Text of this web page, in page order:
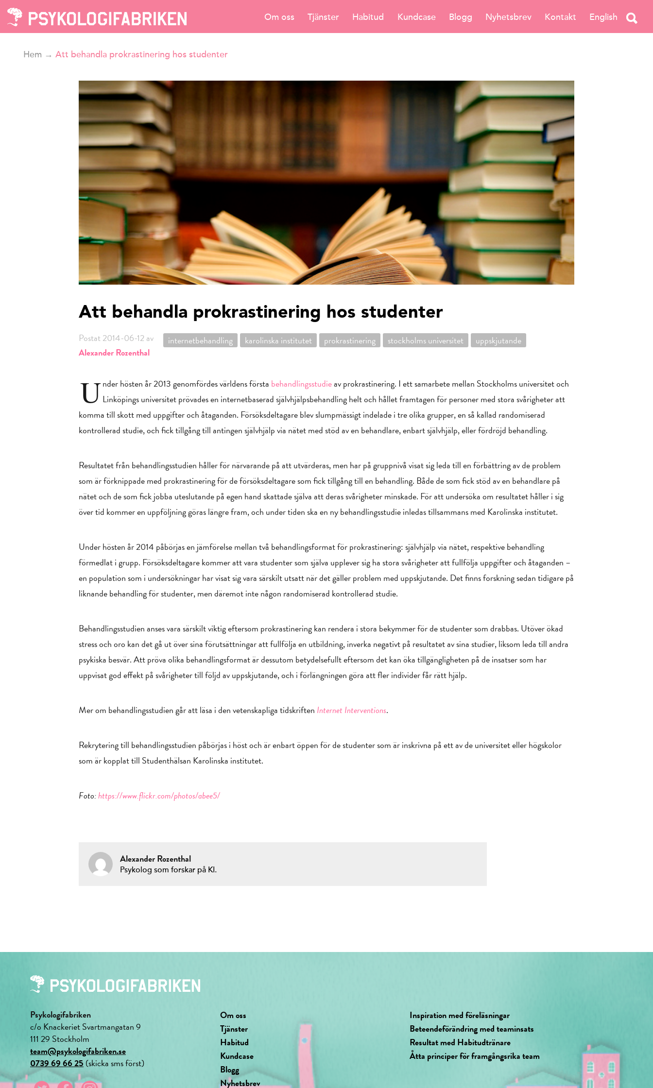
Om oss Tjänster Habitud Kundcase Blogg Nyhetsbrev Kontakt English
Hem → Att behandla prokrastinering hos studenter
Att behandla prokrastinering hos studenter
Postat 2014-06-12 av
Alexander Rozenthal
internetbehandling karolinska institutet prokrastinering stockholms universitet uppskjutande
Under hösten år 2013 genomfördes världens första behandlingsstudieav prokrastinering. I ett samarbete mellan Stockholms universitet och
Linköpings universitet prövades en internetbaserad självhjälpsbehandling helt och hållet framtagen för personer med stora svårigheter att
komma till skott med uppgifter och åtaganden. Försöksdeltagare blev slumpmässigt indelade i tre olika grupper, en så kallad randomiserad
kontrollerad studie, och fick tillgång till antingen självhjälp via nätet med stöd av en behandlare, enbart självhjälp, eller fördröjd behandling.
Resultatet från behandlingsstudien håller för närvarande på att utvärderas, men har på gruppnivå visat sig leda till en förbättring av de problem
som är förknippade med prokrastinering för de försöksdeltagare som fick tillgång till en behandling. Både de som fick stöd av en behandlare på
nätet och de som fick jobba uteslutande på egen hand skattade själva att deras svårigheter minskade. För att undersöka om resultatet håller i sig
över tid kommer en uppföljning göras längre fram, och under tiden ska en ny behandlingsstudie inledas tillsammans med Karolinska institutet.
Under hösten år 2014 påbörjas en jämförelse mellan två behandlingsformat för prokrastinering: självhjälp via nätet, respektive behandling
förmedlat i grupp. Försöksdeltagare kommer att vara studenter som själva upplever sig ha stora svårigheter att fullfölja uppgifter och åtaganden –
en population som i undersökningar har visat sig vara särskilt utsatt när det gäller problem med uppskjutande. Det finns forskning sedan tidigare på
liknande behandling för studenter, men däremot inte någon randomiserad kontrollerad studie.
Behandlingsstudien anses vara särskilt viktig eftersom prokrastinering kan rendera i stora bekymmer för de studenter som drabbas. Utöver ökad
stress och oro kan det gå ut över sina förutsättningar att fullfölja en utbildning, inverka negativt på resultatet av sina studier, liksom leda till andra
psykiska besvär. Att pröva olika behandlingsformat är dessutom betydelsefullt eftersom det kan öka tillgängligheten på de insatser som har
uppvisat god effekt på svårigheter till följd av uppskjutande, och i förlängningen göra att fler individer får rätt hjälp.
Mer om behandlingsstudien går att läsa i den vetenskapliga tidskriften Internet Interventions.
Rekrytering till behandlingsstudien påbörjas i höst och är enbart öppen för de studenter som är inskrivna på ett av de universitet eller högskolor
som är kopplat till Studenthälsan Karolinska institutet.
Foto:https://www.flickr.com/photos/abee5/
Alexander Rozenthal
Psykolog som forskar på KI.
Psykologifabriken
c/o Knackeriet Svartmangatan 9
111 29 Stockholm
team@psykologifabriken.se
0739 69 66 25 (skicka sms först)
Om oss
Tjänster
Habitud
Kundcase
Blogg
Nyhetsbrev
Inspiration med föreläsningar
Beteendeförändring med teaminsats
Resultat med Habitudtränare
Åtta principer för framgångsrika team